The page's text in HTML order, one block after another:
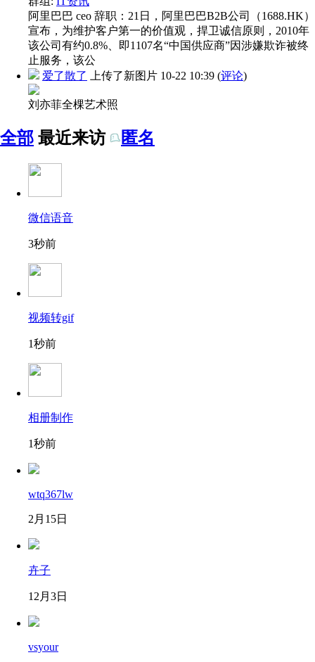
阿里巴巴 ceo 辞职：21日，阿里巴巴B2B公司（1688.HK）
宣布，为维护客户第一的价值观，捍卫诚信原则，2010年
该公司有约0.8%、即1107名“中国供应商”因涉嫌欺诈被终
止服务，该公
爱了散了
上传了新图片 10-22 10:39 (评论)
刘亦菲全棵艺术照
全部 最近来访 匿名
微信语音
3秒前
视频转gif
1秒前
相册制作
1秒前
wtq367lw
2月15日
卉子
12月3日
vsyour